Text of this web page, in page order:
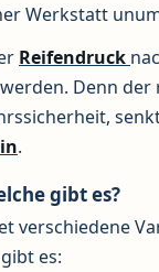
Werkstatt
Reifendruck
Denn
.
gibt es?
verschiedene
es: